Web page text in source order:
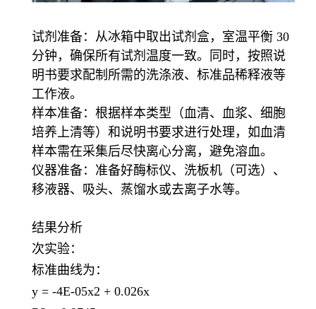
试剂准备：从冰箱中取出试剂盒，室温平衡 30
分钟，确保所有试剂温度一致。同时，按照说
明书要求配制所需的洗涤液、标准品稀释液等
工作液。
样本准备：根据样本类型（血清、血浆、细胞
培养上清等）和说明书要求进行处理，如血清
样本需在采集后尽快离心分离，避免溶血。
仪器准备：准备好酶标仪、洗板机（可选）、
移液器、吸头、蒸馏水或去离子水等。
结果分析
次实验：
标准曲线为：
y = -4E-05x2 + 0.026x